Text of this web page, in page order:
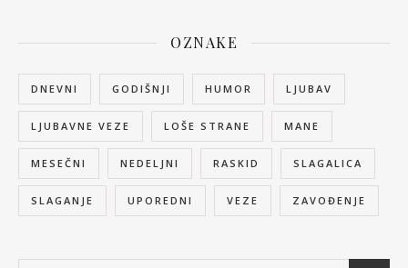
OZNAKE
DNEVNI GODIŠNJI HUMOR LJUBAV
LJUBAVNE VEZE LOŠE STRANE MANE
MESEČNI NEDELJNI RASKID SLAGALICA
SLAGANJE UPOREDNI VEZE ZAVOĐENJE